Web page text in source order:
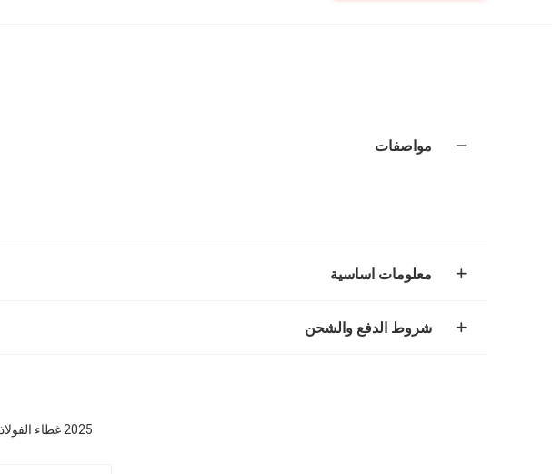
مواصفات
معلومات اساسية
شروط الدفع والشحن
2025 غطاء الفولاذ المقاوم للصدأ سهل ستارة الهواء النظيف